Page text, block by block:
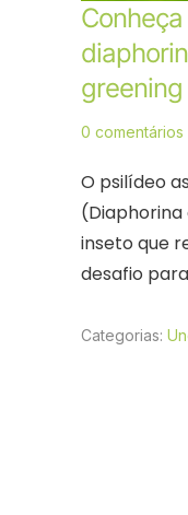
greening
0 comentários
O psilídeo
inseto que
desafio
Categorias: